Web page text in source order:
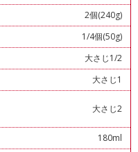
2個(240g)
1/4個(50g)
大さじ1/2
大さじ1
大さじ2
180ml